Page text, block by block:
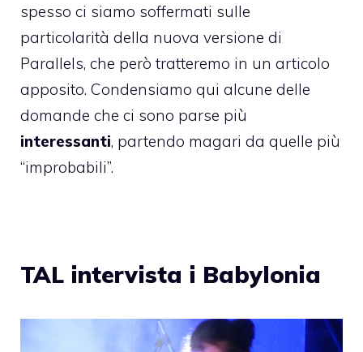
spesso ci siamo soffermati sulle
particolarità della nuova versione di
Parallels, che però tratteremo in un articolo
apposito. Condensiamo qui alcune delle
domande che ci sono parse più
interessanti, partendo magari da quelle più
“improbabili”.
TAL intervista i Babylonia